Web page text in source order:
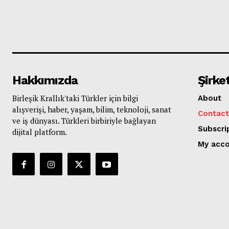
Hakkımızda
Birleşik Krallık'taki Türkler için bilgi
alışverişi, haber, yaşam, bilim, teknoloji, sanat
ve iş dünyası. Türkleri birbiriyle bağlayan
dijital platform.
About
My